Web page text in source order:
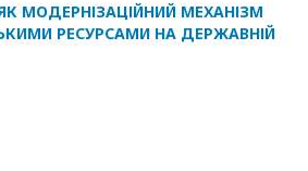
МОДЕРНІЗАЦІЙНИЙ МЕХАНІЗМ
РЕСУРСАМИ НА ДЕРЖАВНІЙ